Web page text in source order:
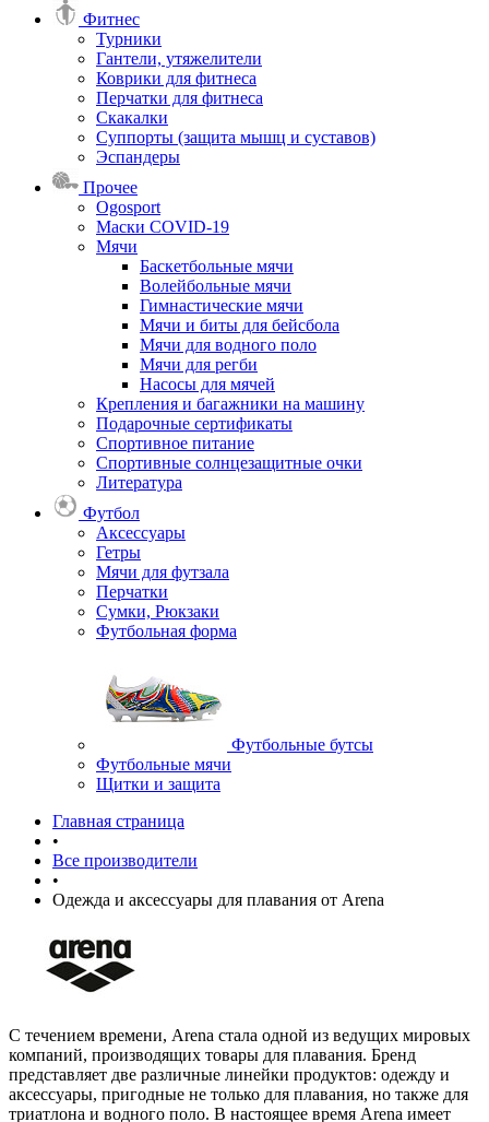
Фитнес
Турники
Гантели, утяжелители
Коврики для фитнеса
Перчатки для фитнеса
Скакалки
Суппорты (защита мышц и суставов)
Эспандеры
Прочее
Ogosport
Маски COVID-19
Мячи
Баскетбольные мячи
Волейбольные мячи
Гимнастические мячи
Мячи и биты для бейсбола
Мячи для водного поло
Мячи для регби
Насосы для мячей
Крепления и багажники на машину
Подарочные сертификаты
Спортивное питание
Спортивные солнцезащитные очки
Литература
Футбол
Аксессуары
Гетры
Мячи для футзала
Перчатки
Сумки, Рюкзаки
Футбольная форма
Футбольные бутсы
Футбольные мячи
Щитки и защита
Главная страница
•
Все производители
•
Одежда и аксессуары для плавания от Arena
С течением времени, Arena стала одной из ведущих мировых
компаний, производящих товары для плавания. Бренд
представляет две различные линейки продуктов: одежду и
аксессуары, пригодные не только для плавания, но также для
триатлона и водного поло. В настоящее время Arena имеет